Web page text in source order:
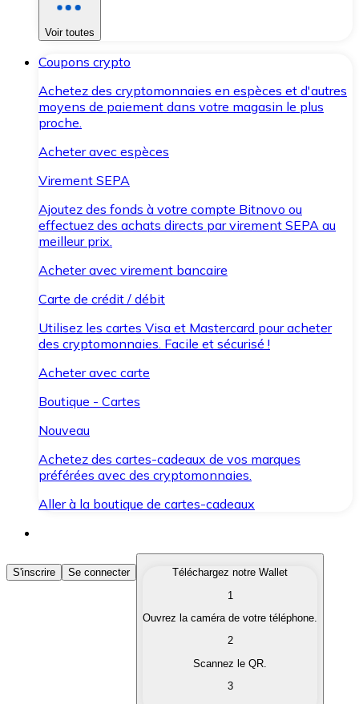
Voir toutes
Coupons crypto
Achetez des cryptomonnaies en espèces et d'autres
moyens de paiement dans votre magasin le plus
proche.
Acheter avec espèces
Virement SEPA
Ajoutez des fonds à votre compte Bitnovo ou
effectuez des achats directs par virement SEPA au
meilleur prix.
Acheter avec virement bancaire
Carte de crédit / débit
Utilisez les cartes Visa et Mastercard pour acheter
des cryptomonnaies. Facile et sécurisé !
Acheter avec carte
Boutique - Cartes
Nouveau
Achetez des cartes-cadeaux de vos marques
préférées avec des cryptomonnaies.
Aller à la boutique de cartes-cadeaux
Acheter des Cryptomonnaies
Achetez les cryptomonnaies qui vous intéressent
Convertissez vos cryptomonnaies en monnaie
S'inscrire Se connecter
Téléchargez notre Wallet
1
Ouvrez la caméra de votre téléphone.
2
Scannez le QR.
3